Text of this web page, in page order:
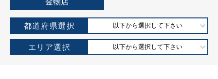
金物店
都道府県選択 以下から選択して下さい
エリア選択 以下から選択して下さい